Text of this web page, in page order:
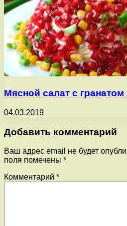
Мясной салат с гранатом
04.03.2019
Добавить комментарий
Ваш адрес email не будет
поля помечены *
Комментарий *